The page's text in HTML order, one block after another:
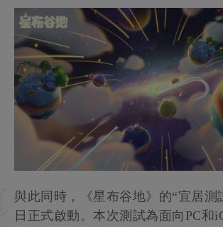
與此同時，《星布谷地》的“宜居測
日正式啟動。本次測試為面向PC和